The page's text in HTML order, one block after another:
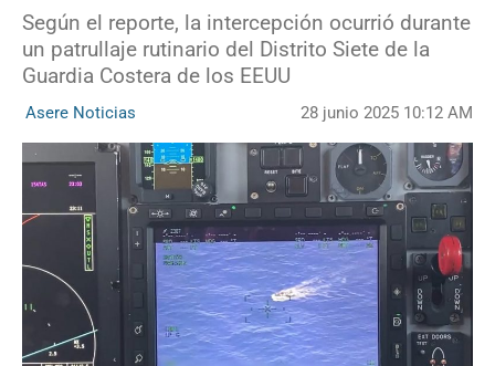
Según el reporte, la intercepción ocurrió durante
un patrullaje rutinario del Distrito Siete de la
Guardia Costera de los EEUU
Asere Noticias 28 junio 2025 10:12 AM